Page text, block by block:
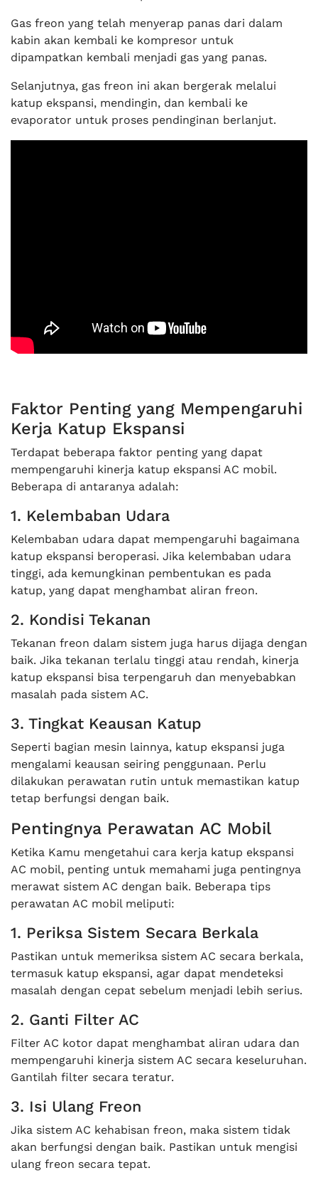
Gas freon yang telah menyerap panas dari dalam
kabin akan kembali ke kompresor untuk
dipampatkan kembali menjadi gas yang panas.
Selanjutnya, gas freon ini akan bergerak melalui
katup ekspansi, mendingin, dan kembali ke
evaporator untuk proses pendinginan berlanjut.
Faktor Penting yang Mempengaruhi
Kerja Katup Ekspansi
Terdapat beberapa faktor penting yang dapat
mempengaruhi kinerja katup ekspansi AC mobil.
Beberapa di antaranya adalah:
1. Kelembaban Udara
Kelembaban udara dapat mempengaruhi bagaimana
katup ekspansi beroperasi. Jika kelembaban udara
tinggi, ada kemungkinan pembentukan es pada
katup, yang dapat menghambat aliran freon.
2. Kondisi Tekanan
Tekanan freon dalam sistem juga harus dijaga dengan
baik. Jika tekanan terlalu tinggi atau rendah, kinerja
katup ekspansi bisa terpengaruh dan menyebabkan
masalah pada sistem AC.
3. Tingkat Keausan Katup
Seperti bagian mesin lainnya, katup ekspansi juga
mengalami keausan seiring penggunaan. Perlu
dilakukan perawatan rutin untuk memastikan katup
tetap berfungsi dengan baik.
Pentingnya Perawatan AC Mobil
Ketika Kamu mengetahui cara kerja katup ekspansi
AC mobil, penting untuk memahami juga pentingnya
merawat sistem AC dengan baik. Beberapa tips
perawatan AC mobil meliputi:
1. Periksa Sistem Secara Berkala
Pastikan untuk memeriksa sistem AC secara berkala,
termasuk katup ekspansi, agar dapat mendeteksi
masalah dengan cepat sebelum menjadi lebih serius.
2. Ganti Filter AC
Filter AC kotor dapat menghambat aliran udara dan
mempengaruhi kinerja sistem AC secara keseluruhan.
Gantilah filter secara teratur.
3. Isi Ulang Freon
Jika sistem AC kehabisan freon, maka sistem tidak
akan berfungsi dengan baik. Pastikan untuk mengisi
ulang freon secara tepat.